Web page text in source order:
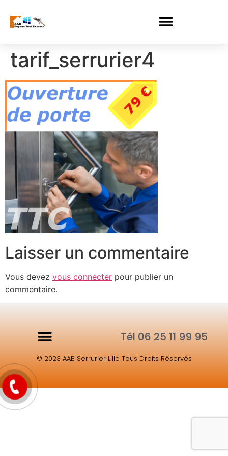
tarif_serrurier4
Laisser un commentaire
Vous devez vous connecter pour publier un
commentaire.
Tél 06 25 11 99 95
© 2023 AAB Serrurier Lille Tous Droits Réservés